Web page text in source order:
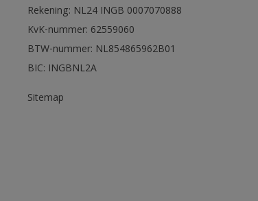
Rekening: NL24 INGB 0007070888
KvK-nummer: 62559060
BTW-nummer: NL854865962B01
BIC: INGBNL2A
Sitemap